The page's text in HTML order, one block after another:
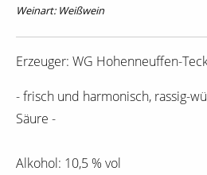
Weinart: Weißwein
Erzeuger: WG Hohenneuffen-
- frisch und harmonisch, rassig-
Säure -
Alkohol: 10,5 % vol